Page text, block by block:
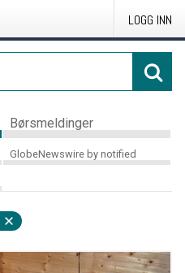
LOGG INN
Børsmeldinger
GlobeNewswire by notified